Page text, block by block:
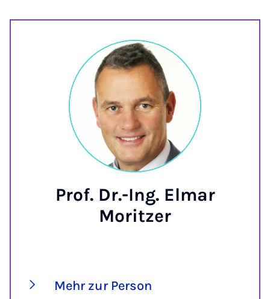
Prof. Dr.-Ing. Elmar
Moritzer
Mehr zur Person